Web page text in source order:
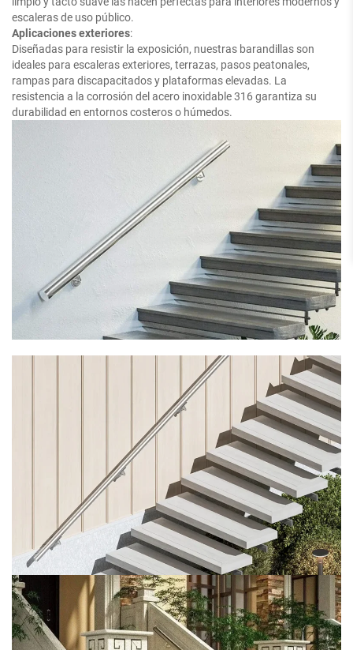
escaleras de uso público.
Aplicaciones exteriores:
Diseñadas para resistir la exposición, nuestras barandillas son
ideales para escaleras exteriores, terrazas, pasos peatonales,
rampas para discapacitados y plataformas elevadas. La
resistencia a la corrosión del acero inoxidable 316 garantiza su
durabilidad en entornos costeros o húmedos.